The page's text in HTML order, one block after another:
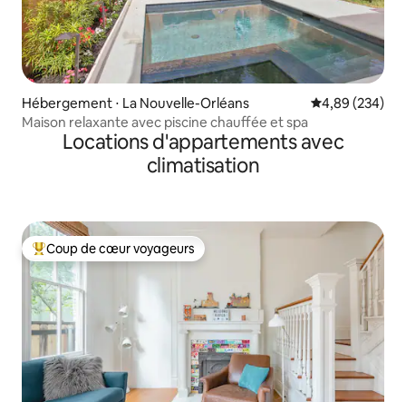
Hébergement ⋅ La Nouvelle-Orléans Évaluation
4,89 (234)
Maison relaxante avec piscine chauffée et spa
Locations d'appartements avec
climatisation
Coups de cœur voyageurs les plus appréciés
Coup de cœur voyageurs